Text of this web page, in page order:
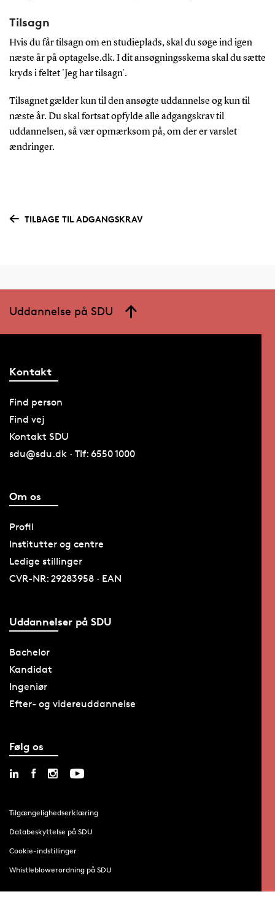
Tilsagn
Hvis du får tilsagn om en studieplads, skal du søge ind igen
næste år på optagelse.dk. I dit ansøgningsskema skal du sætte
kryds i feltet 'Jeg har tilsagn'.
Tilsagnet gælder kun til den ansøgte uddannelse og kun til
næste år. Du skal fortsat opfylde alle adgangskrav til
uddannelsen, så vær opmærksom på, om der er varslet
ændringer.
TILBAGE TIL ADGANGSKRAV
Uddannelse på SDU
Kontakt
Find person
Find vej
Kontakt SDU
sdu@sdu.dk · Tlf: 6550 1000
Om os
Profil
Institutter og centre
Ledige stillinger
CVR-NR: 29283958 · EAN
Uddannelser på SDU
Bachelor
Kandidat
Ingeniør
Efter- og videreuddannelse
Følg os
Tilgængelighedserklæring
Databeskyttelse på SDU
Cookie-indstillinger
Whistleblowerordning på SDU